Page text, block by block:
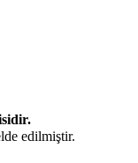
edilmiştir.